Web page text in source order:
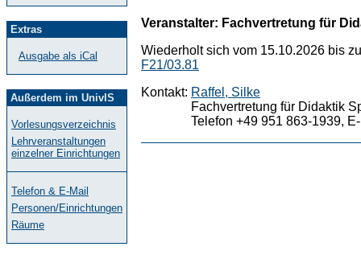
Extras
Ausgabe als iCal
Außerdem im UnivIS
Vorlesungsverzeichnis
Lehrveranstaltungen
einzelner Einrichtungen
Telefon & E-Mail
Personen/Einrichtungen
Räume
Veranstalter: Fachvertretung für
Wiederholt sich vom 15.10.2026 bis
F21/03.81
Kontakt: Raffel, Silke
Fachvertretung für Didaktik
Telefon +49 951 863-1939,